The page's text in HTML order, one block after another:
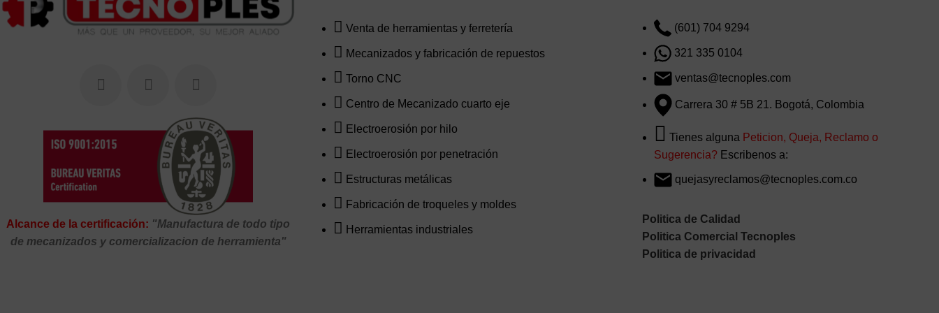
Alcance de la certificación: "Manufactura de todo tipo
de mecanizados y comercializacion de herramienta"
Venta de herramientas y ferretería
Mecanizados y fabricación de repuestos
Torno CNC
Centro de Mecanizado cuarto eje
Electroerosión por hilo
Electroerosión por penetración
Estructuras metálicas
Fabricación de troqueles y moldes
Herramientas industriales
(601) 704 9294
321 335 0104
ventas@tecnoples.com
Carrera 30 # 5B 21. Bogotá, Colombia
Tienes alguna Peticion, Queja, Reclamo o
Sugerencia? Escribenos a:
quejasyreclamos@tecnoples.com.co
Politica de Calidad
Politica Comercial Tecnoples
Politica de privacidad